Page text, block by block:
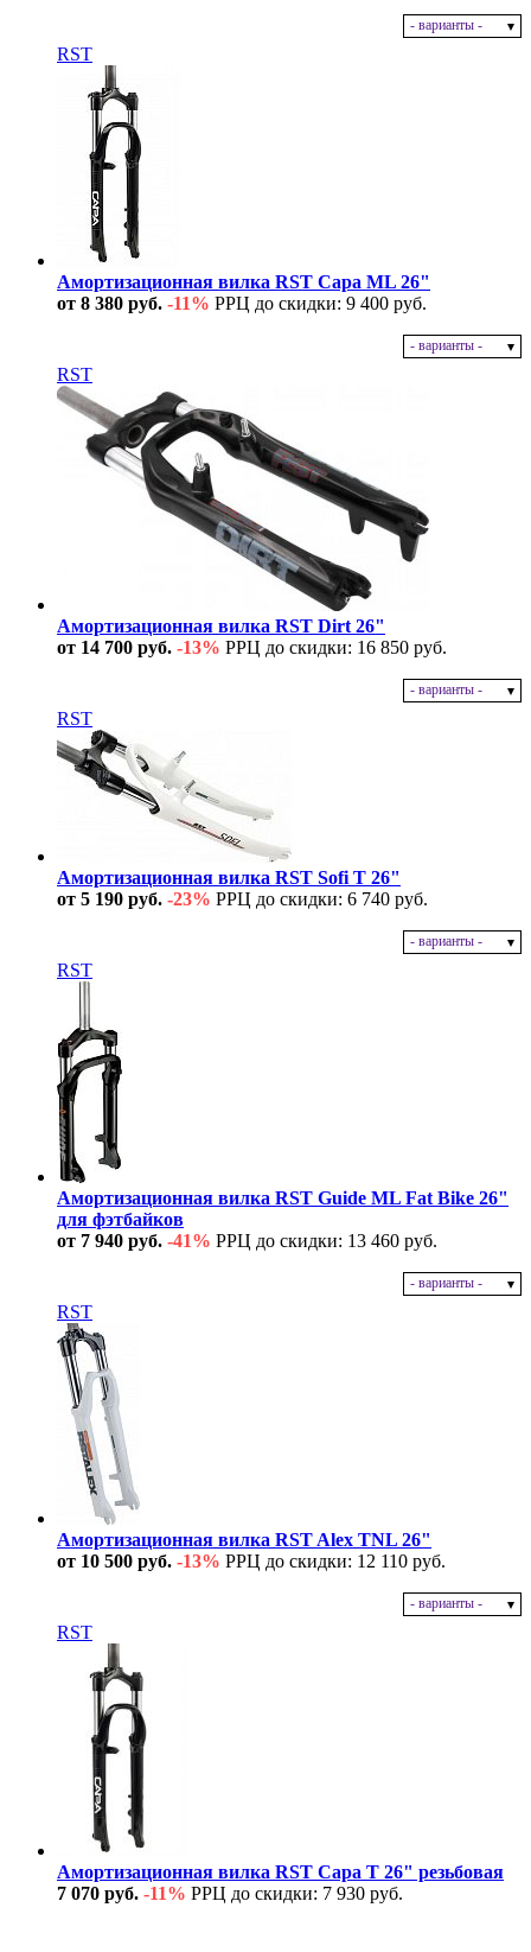
- варианты -
RST
Амортизационная вилка RST Capa ML 26"
от 8 380 руб. -11% РРЦ до скидки: 9 400 руб.
- варианты -
RST
Амортизационная вилка RST Dirt 26"
от 14 700 руб. -13% РРЦ до скидки: 16 850 руб.
- варианты -
RST
Амортизационная вилка RST Sofi T 26"
от 5 190 руб. -23% РРЦ до скидки: 6 740 руб.
- варианты -
RST
Амортизационная вилка RST Guide ML Fat Bike 26"
для фэтбайков
от 7 940 руб. -41% РРЦ до скидки: 13 460 руб.
- варианты -
RST
Амортизационная вилка RST Alex TNL 26"
от 10 500 руб. -13% РРЦ до скидки: 12 110 руб.
- варианты -
RST
Амортизационная вилка RST Capa T 26" резьбовая
7 070 руб. -11% РРЦ до скидки: 7 930 руб.